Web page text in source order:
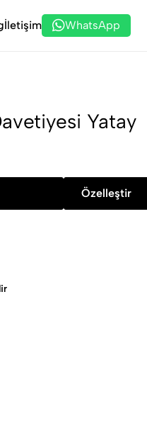
İletişim WhatsApp
Yatay
Özelleştir